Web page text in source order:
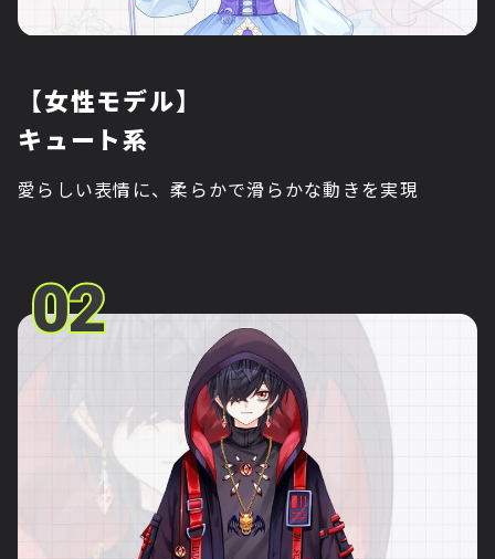
【女性モデル】
キュート系
愛らしい表情に、柔らかで滑らかな動きを実現
02
02